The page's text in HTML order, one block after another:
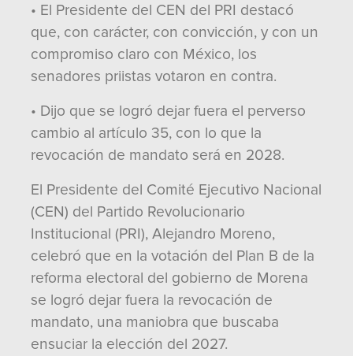
• El Presidente del CEN del PRI destacó
que, con carácter, con convicción, y con un
compromiso claro con México, los
senadores priistas votaron en contra.
• Dijo que se logró dejar fuera el perverso
cambio al artículo 35, con lo que la
revocación de mandato será en 2028.
El Presidente del Comité Ejecutivo Nacional
(CEN) del Partido Revolucionario
Institucional (PRI), Alejandro Moreno,
celebró que en la votación del Plan B de la
reforma electoral del gobierno de Morena
se logró dejar fuera la revocación de
mandato, una maniobra que buscaba
ensuciar la elección del 2027.